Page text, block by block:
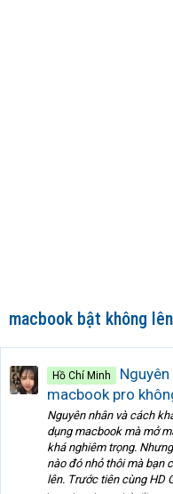
macbook bật không
Hồ Chí Minh
macbook pro
Nguyên nhân và cách
dụng macbook mà mở
khá nghiêm trọng.
nào đó nhỏ thôi mà bạn
lên. Trước tiên cùng HD